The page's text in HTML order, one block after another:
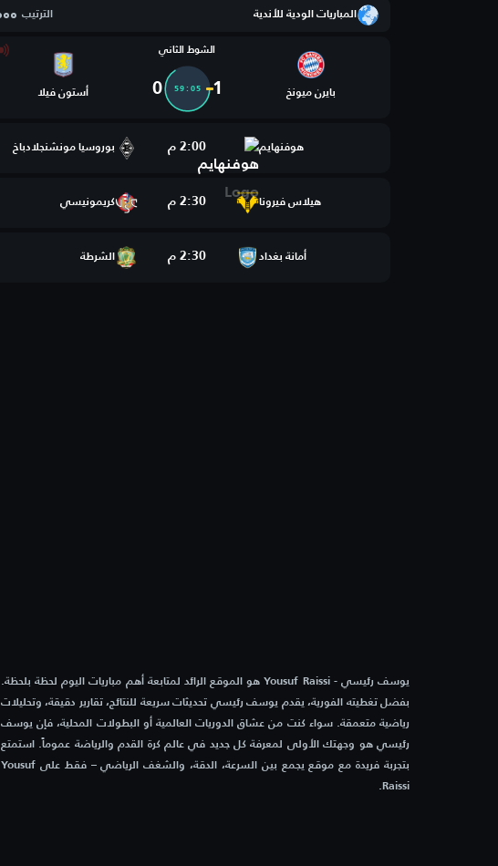
المباريات الودية للأندية الترتيب
بايرن ميونخ
الشوط الثاني
1
59:05
0 أستون فيلا
هوفنهايم 2:00 م بوروسيا مونشنجلادباخ
هيلاس فيرونا 2:30 م كريمونيسي
أمانة بغداد 2:30 م الشرطة
ألباسيتي 5:00 م إلدينسي
يوسف رئيسي - Yousuf Raissi هو الموقع الرائد لمتابعة أهم مباريات اليوم لحظة بلحظة.
بفضل تغطيته الفورية، يقدم يوسف رئيسي تحديثات سريعة للنتائج، تقارير دقيقة، وتحليلات
رياضية متعمقة. سواء كنت من عشاق الدوريات العالمية أو البطولات المحلية، فإن يوسف
رئيسي هو وجهتك الأولى لمعرفة كل جديد في عالم كرة القدم والرياضة عموماً. استمتع
بتجربة فريدة مع موقع يجمع بين السرعة، الدقة، والشغف الرياضي – فقط على Yousuf
Raissi.